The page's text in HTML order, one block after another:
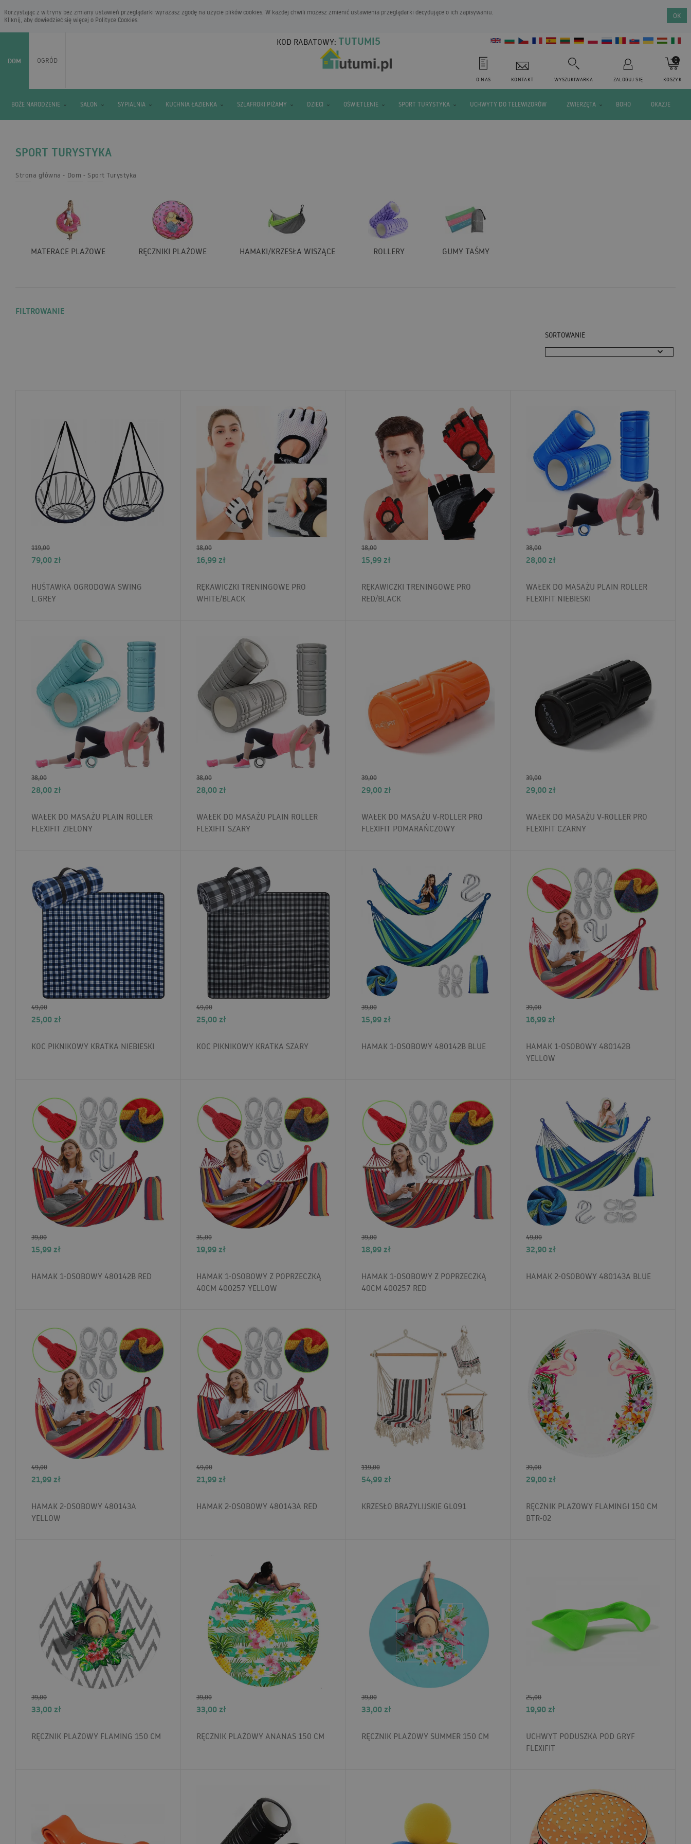
Korzystając z witryny bez zmiany ustawień przeglądarki wyrażasz zgodę na użycie plików cookies. W każdej chwili możesz zmienić ustawienia przeglądarki decydujące o ich zapisywaniu.
Kliknij, aby dowiedzieć się więcej o Polityce Cookies.
OK
DOM OGRÓD
KOD RABATOWY: TUTUMI5
O NAS KONTAKT WYSZUKIWARKA ZALOGUJ SIĘ KOSZYK
0
BOŻE NARODZENIE SALON SYPIALNIA KUCHNIA ŁAZIENKA SZLAFROKI PIŻAMY DZIECI OŚWIETLENIE SPORT TURYSTYKA UCHWYTY DO TELEWIZORÓW ZWIERZĘTA BOHO OKAZJE
SPORT TURYSTYKA
Strona główna Dom Sport Turystyka
MATERACE PLAŻOWE RĘCZNIKI PLAŻOWE HAMAKI/KRZESŁA WISZĄCE ROLLERY GUMY TAŚMY
FILTROWANIE
SORTOWANIE
119,00
79,00zł
HUŚTAWKA OGRODOWA SWING
L.GREY
18,00
16,99zł
RĘKAWICZKI TRENINGOWE PRO
WHITE/BLACK
18,00
15,99zł
RĘKAWICZKI TRENINGOWE PRO
RED/BLACK
38,00
28,00zł
WAŁEK DO MASAŻU PLAIN ROLLER
FLEXIFIT NIEBIESKI
38,00
28,00zł
WAŁEK DO MASAŻU PLAIN ROLLER
FLEXIFIT ZIELONY
38,00
28,00zł
WAŁEK DO MASAŻU PLAIN ROLLER
FLEXIFIT SZARY
39,00
29,00zł
WAŁEK DO MASAŻU V-ROLLER PRO
FLEXIFIT POMARAŃCZOWY
39,00
29,00zł
WAŁEK DO MASAŻU V-ROLLER PRO
FLEXIFIT CZARNY
49,00
25,00zł
KOC PIKNIKOWY KRATKA NIEBIESKI
49,00
25,00zł
KOC PIKNIKOWY KRATKA SZARY
39,00
15,99zł
HAMAK 1-OSOBOWY 480142B BLUE
39,00
16,99zł
HAMAK 1-OSOBOWY 480142B
YELLOW
39,00
15,99zł
HAMAK 1-OSOBOWY 480142B RED
35,00
19,99zł
HAMAK 1-OSOBOWY Z POPRZECZKĄ
40CM 400257 YELLOW
39,00
18,99zł
HAMAK 1-OSOBOWY Z POPRZECZKĄ
40CM 400257 RED
49,00
32,90zł
HAMAK 2-OSOBOWY 480143A BLUE
49,00
21,99zł
HAMAK 2-OSOBOWY 480143A
YELLOW
49,00
21,99zł
HAMAK 2-OSOBOWY 480143A RED
119,00
54,99zł
KRZESŁO BRAZYLIJSKIE GL091
39,00
29,00zł
RĘCZNIK PLAŻOWY FLAMINGI 150 CM
BTR-02
39,00
33,00zł
RĘCZNIK PLAŻOWY FLAMING 150 CM
39,00
33,00zł
RĘCZNIK PLAŻOWY ANANAS 150 CM
39,00
33,00zł
RĘCZNIK PLAŻOWY SUMMER 150 CM
25,00
19,90zł
UCHWYT PODUSZKA POD GRYF
FLEXIFIT